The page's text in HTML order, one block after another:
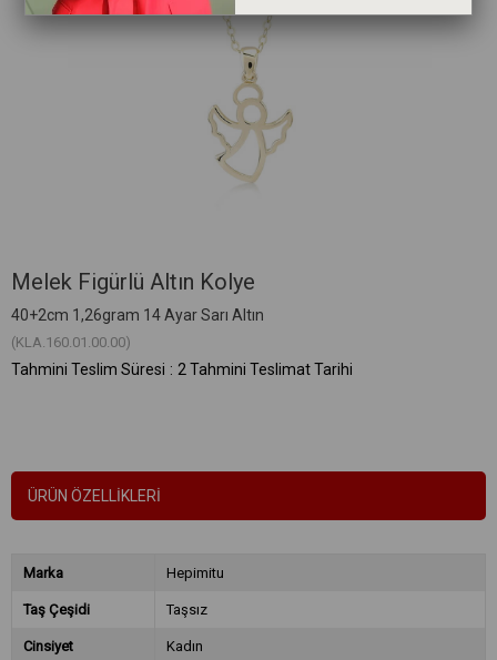
Melek Figürlü Altın Kolye
40+2cm 1,26gram 14 Ayar Sarı Altın
(KLA.160.01.00.00)
Tahmini Teslim Süresi : 2 Tahmini Teslimat Tarihi
ÜRÜN ÖZELLIKLERI
Marka Hepimitu
Taş Çeşidi Taşsız
Cinsiyet Kadın